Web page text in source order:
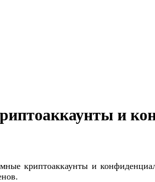
и
криптоаккаунты и